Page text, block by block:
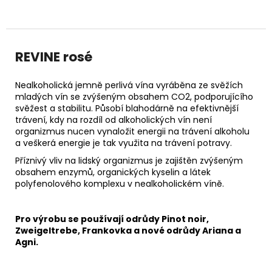
REVINE rosé
Nealkoholická jemně perlivá vína vyráběna ze svěžích
mladých vín se zvýšeným obsahem CO2, podporujícího
svěžest a stabilitu. Působí blahodárně na efektivnější
trávení, kdy na rozdíl od alkoholických vín není
organizmus nucen vynaložit energii na trávení alkoholu
a veškerá energie je tak využita na trávení potravy.
Příznivý vliv na lidský organizmus je zajištěn zvýšeným
obsahem enzymů, organických kyselin a látek
polyfenolového komplexu v nealkoholickém víně.
Pro výrobu se používají odrůdy Pinot noir,
Zweigeltrebe, Frankovka a nové odrůdy Ariana a
Agni.